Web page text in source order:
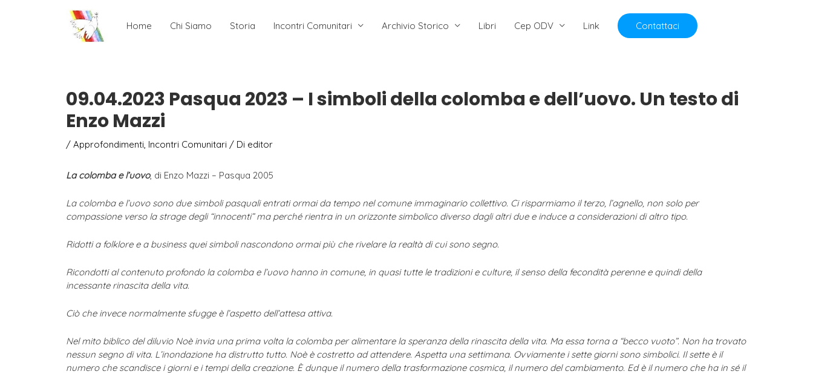
Home Chi Siamo Storia Incontri Comunitari Archivio Storico Libri Cep ODV Link Contattaci
09.04.2023 Pasqua 2023 – I simboli della colomba e dell’uovo. Un testo di
Enzo Mazzi
/ Approfondimenti, Incontri Comunitari/ Di editor
La colomba e l’uovo, di Enzo Mazzi – Pasqua 2005
La colomba e l’uovo sono due simboli pasquali entrati ormai da tempo nel comune immaginario collettivo. Ci risparmiamo il terzo, l’agnello, non solo per
compassione verso la strage degli “innocenti” ma perché rientra in un orizzonte simbolico diverso dagli altri due e induce a considerazioni di altro tipo.
Ridotti a folklore e a business quei simboli nascondono ormai più che rivelare la realtà di cui sono segno.
Ricondotti al contenuto profondo la colomba e l’uovo hanno in comune, in quasi tutte le tradizioni e culture, il senso della fecondità perenne e quindi della
incessante rinascita della vita.
Ciò che invece normalmente sfugge è l’aspetto dell’attesa attiva.
Nel mito biblico del diluvio Noè invia una prima volta la colomba per alimentare la speranza della rinascita della vita. Ma essa torna a “becco vuoto”. Non ha trovato
nessun segno di vita. L’inondazione ha distrutto tutto. Noè è costretto ad attendere. Aspetta una settimana. Ovviamente i sette giorni sono simbolici. Il sette è il
numero che scandisce i giorni e i tempi della creazione. È dunque il numero della trasformazione cosmica, il numero del cambiamento. Ed è il numero che ha in sé il